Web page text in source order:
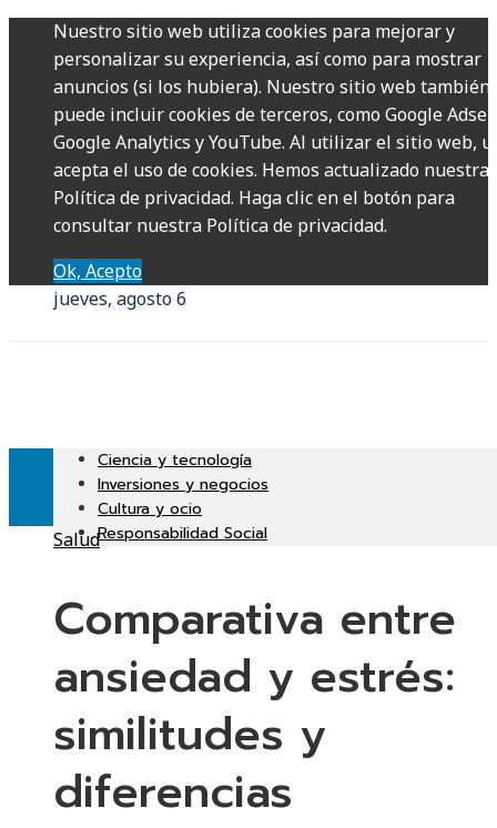
Nuestro sitio web utiliza cookies para mejorar y
personalizar su experiencia, así como para mostrar
anuncios (si los hubiera). Nuestro sitio web también
puede incluir cookies de terceros, como Google
Google Analytics y YouTube. Al utilizar el sitio web,
acepta el uso de cookies. Hemos actualizado nuestra
Política de privacidad. Haga clic en el botón para
consultar nuestra Política de privacidad.
Ok, Acepto
jueves, agosto 6
Ciencia y tecnología
Inversiones y negocios
Cultura y ocio
Responsabilidad Social
Salud
Comparativa entre
ansiedad y estrés:
similitudes y
diferencias